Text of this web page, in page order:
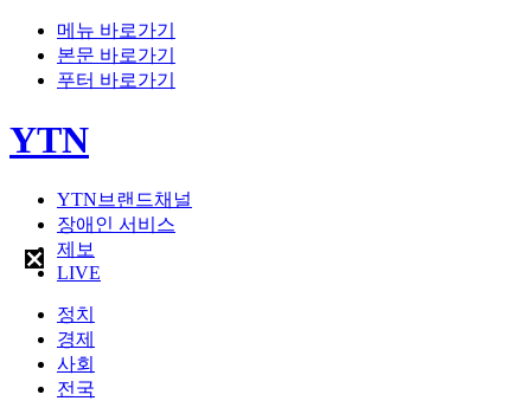
메뉴 바로가기
본문 바로가기
푸터 바로가기
YTN
YTN브랜드채널
장애인 서비스
제보
LIVE
정치
경제
사회
전국